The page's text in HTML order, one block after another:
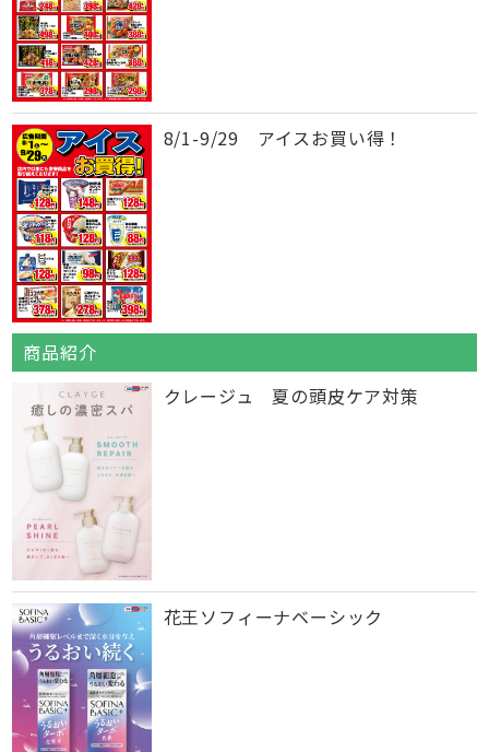
8/1-9/29 アイスお買い得！
商品紹介
クレージュ 夏の頭皮ケア対策
花王ソフィーナベーシック